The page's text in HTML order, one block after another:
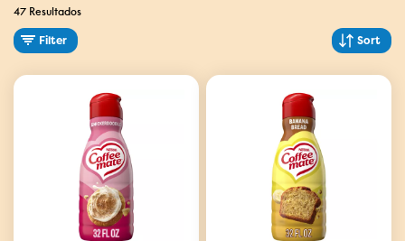
47 Resultados
Filter Sort